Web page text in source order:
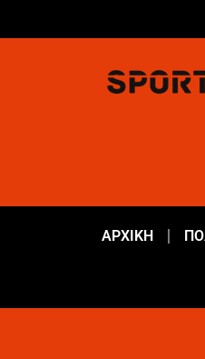
ΑΡΧΙΚΗ